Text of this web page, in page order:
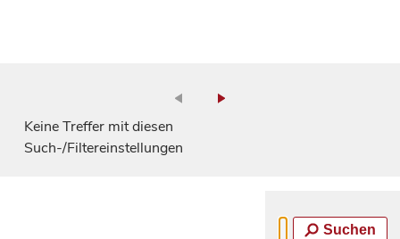
Keine Treffer mit diesen
Such-/Filtereinstellungen
Suchen